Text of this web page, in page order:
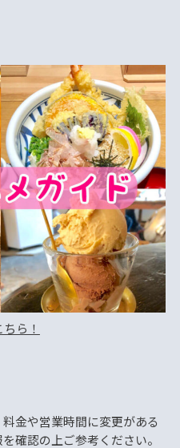
ら！
金や営業時間に変更がある
確認の上ご参考ください。